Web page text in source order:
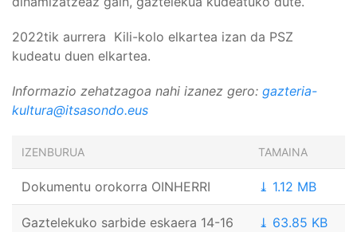
2022tik aurrera Kili-kolo elkartea izan da PSZ
kudeatu duen elkartea.
Informazio zehatzagoa nahi izanez gero: gazteria-
kultura@itsasondo.eus
IZENBURUA TAMAINA
Dokumentu orokorra OINHERRI ⤓ 1.12 MB
Gaztelekuko sarbide eskaera 14-16
⤓ 63.85 KB